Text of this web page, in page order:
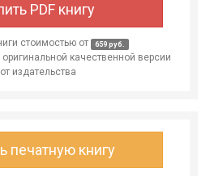
PDF книгу
стоимостью от 659 руб.
качественной версии
от издательства
печатную книгу